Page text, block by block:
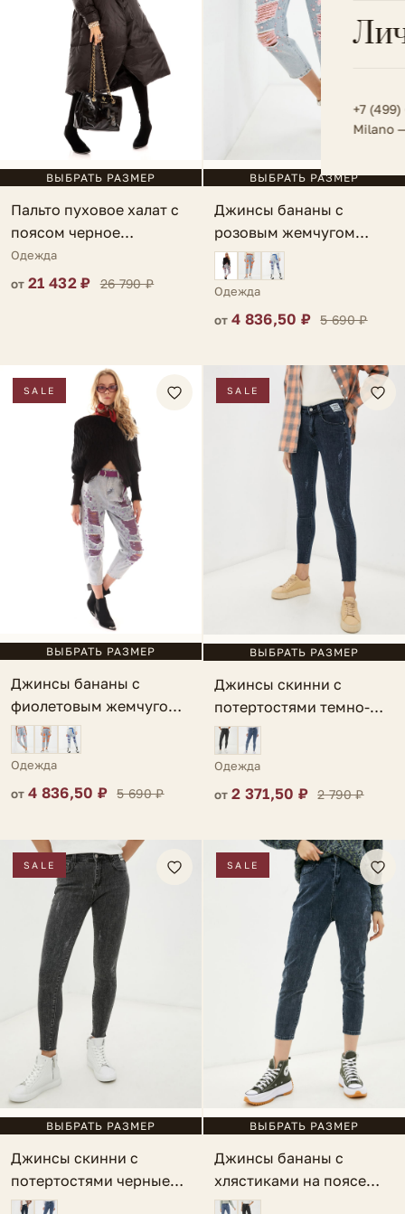
Весь
+7
Milano
ВЫБРАТЬ РАЗМЕР
Пальто пуховое халат с
поясом черное
Manciano
Одежда
от 21 432 ₽ 26 790 ₽
ВЫБРАТЬ РАЗМЕР
Джинсы бананы с
розовым жемчугом
голубые Perla
Одежда
от 4 836,50 ₽ 5 690 ₽
SALE
ВЫБРАТЬ РАЗМЕР
Джинсы бананы с
фиолетовым жемчугом
голубые Perla
Одежда
от 4 836,50 ₽ 5 690 ₽
SALE
ВЫБРАТЬ РАЗМЕР
Джинсы скинни с
потертостями темно-
синие Caulonia
Одежда
от 2 371,50 ₽ 2 790 ₽
SALE
ВЫБРАТЬ РАЗМЕР
Джинсы скинни с
потертостями черные
Caulonia
SALE
ВЫБРАТЬ РАЗМЕР
Джинсы бананы с
хлястиками на поясе
серо-голубые Acri